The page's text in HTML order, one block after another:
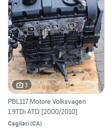
3
PBL117 Motore Volksvagen
1.9TDi ATD [2000/2010]
Cagliari(CA)